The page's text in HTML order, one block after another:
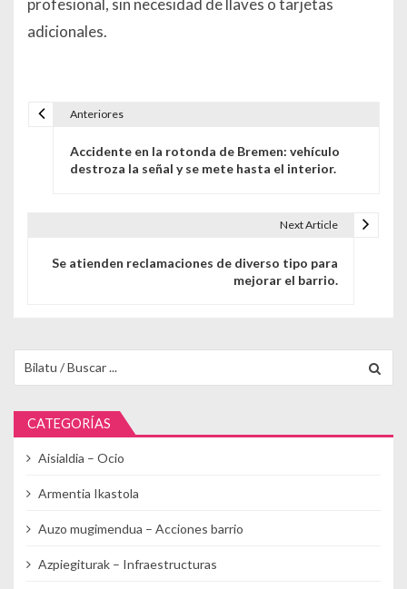
profesional, sin necesidad de llaves o tarjetas
adicionales.
Anteriores
Accidente en la rotonda de Bremen: vehículo
destroza la señal y se mete hasta el interior.
Next Article
Se atienden reclamaciones de diverso tipo para
mejorar el barrio.
CATEGORÍAS
Aisialdia – Ocio
Armentia Ikastola
Auzo mugimendua – Acciones barrio
Azpiegiturak – Infraestructuras